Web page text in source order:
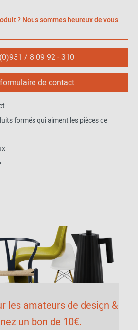
? Nous sommes heureux de vous
/ 8 09 92 - 310
de contact
formés qui aiment les pièces de
les amateurs de design &
un bon de 10€.